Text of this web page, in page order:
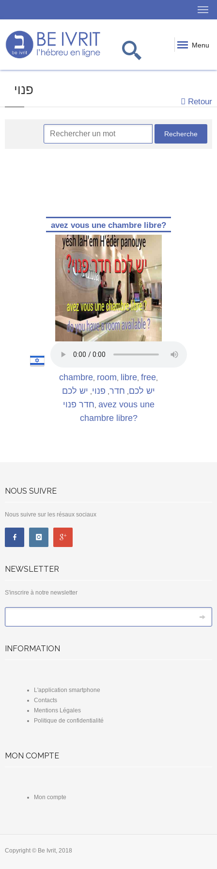
Menu
פנוי
Retour
avez vous une chambre libre?
chambre room libre free
יש לכם חדר פנוי יש לכם
חדר פנוי avez vous une
chambre libre?
NOUS SUIVRE
Nous suivre sur les résaux sociaux
NEWSLETTER
S'inscrire à notre newsletter
INFORMATION
L'application smartphone
Contacts
Mentions Légales
Politique de confidentialité
MON COMPTE
Mon compte
Copyright © Be Ivrit, 2018